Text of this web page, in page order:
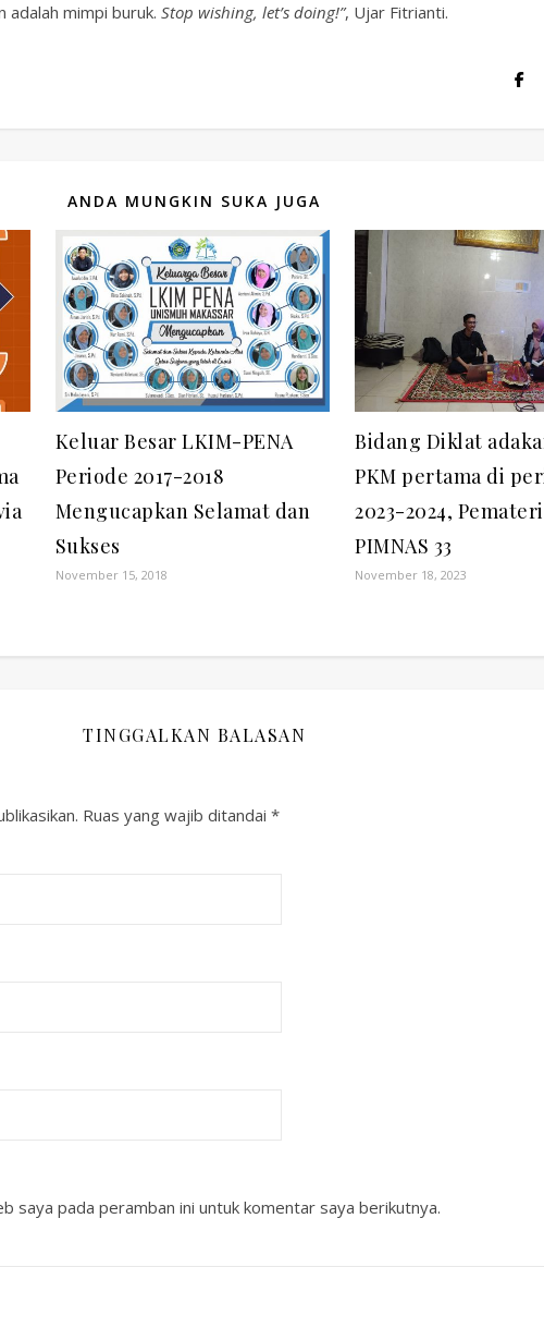
adalah mimpi buruk. Stop wishing, let’s doing!”, Ujar Fitrianti.
ANDA MUNGKIN SUKA JUGA
Keluar Besar LKIM-PENA
Periode 2017-2018
Mengucapkan Selamat dan
Sukses
November 15, 2018
Bidang Diklat
PKM pertama di
2023-2024,
PIMNAS 33
November 18, 2023
TINGGALKAN BALASAN
Ruas yang wajib ditandai *
saya pada peramban ini untuk komentar saya berikutnya.